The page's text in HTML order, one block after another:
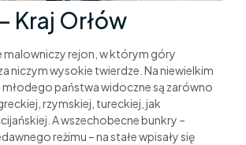
Kraj Orłów
malowniczy rejon, w którym góry
niczym wysokie twierdze. Na niewielkim
państwa widoczne są zarówno
rzymskiej, tureckiej, jak
A wszechobecne bunkry –
reżimu – na stałe wpisały się